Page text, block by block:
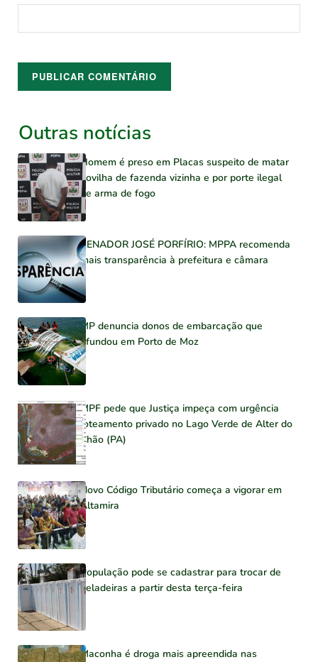
Outras notícias
Homem é preso em Placas suspeito de matar
novilha de fazenda vizinha e por porte ilegal
de arma de fogo
SENADOR JOSÉ PORFÍRIO: MPPA recomenda
mais transparência à prefeitura e câmara
MP denuncia donos de embarcação que
afundou em Porto de Moz
MPF pede que Justiça impeça com urgência
loteamento privado no Lago Verde de Alter do
Chão (PA)
Novo Código Tributário começa a vigorar em
Altamira
População pode se cadastrar para trocar de
geladeiras a partir desta terça-feira
Maconha é droga mais apreendida nas